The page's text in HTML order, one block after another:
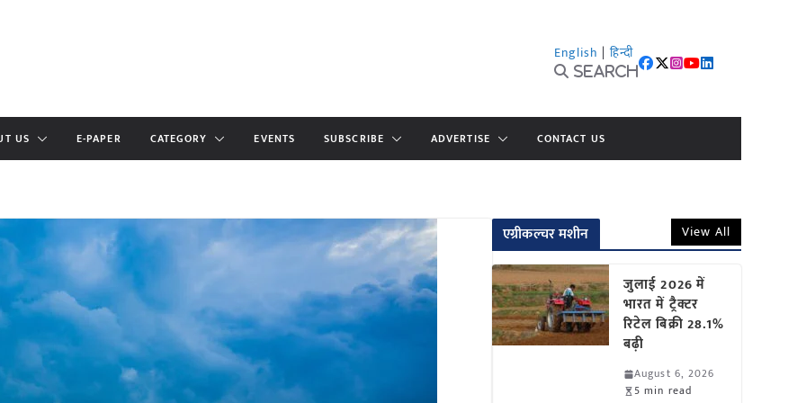
English | हिन्दी
Search
US E-PAPER CATEGORY EVENTS SUBSCRIBE ADVERTISE CONTACT US
एग्रीकल्चर मशीन View All
जुलाई 2026 में
भारत में ट्रैक्टर
रिटेल बिक्री 28.1%
बढ़ी
August 6, 2026
5 min read